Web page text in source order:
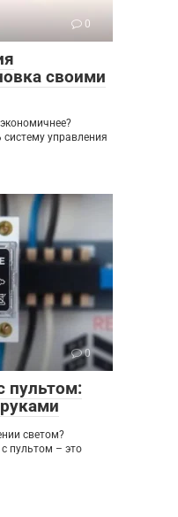
0
своими
систему управления
0
пультом:
светом?
пультом – это